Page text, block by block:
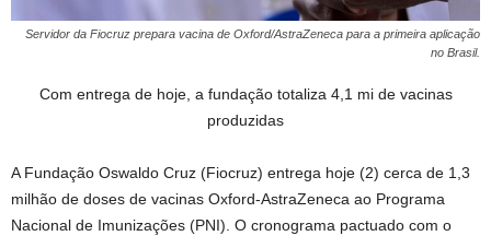
Servidor da Fiocruz prepara vacina de Oxford/AstraZeneca para a primeira aplicação
no Brasil.
Com entrega de hoje, a fundação totaliza 4,1 mi de vacinas
produzidas
A Fundação Oswaldo Cruz (Fiocruz) entrega hoje (2) cerca de 1,3
milhão de doses de vacinas Oxford-AstraZeneca ao Programa
Nacional de Imunizações (PNI). O cronograma pactuado com o